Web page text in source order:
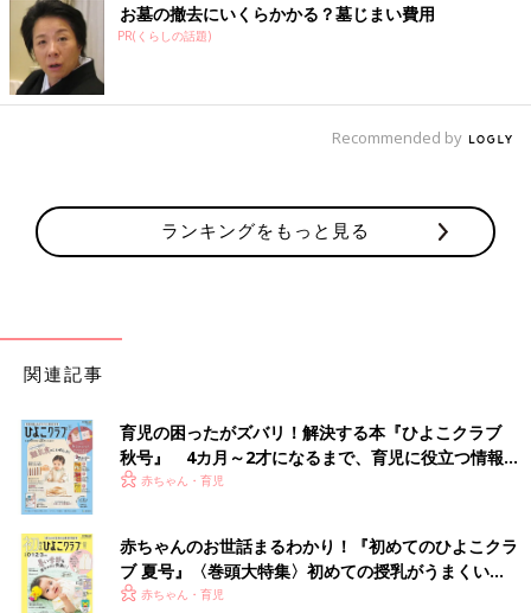
お墓の撤去にいくらかかる？墓じまい費用
PR(くらしの話題)
Recommended by
ランキングをもっと見る
関連記事
育児の困ったがズバリ！解決する本『ひよこクラブ
秋号』 4カ月～2才になるまで、育児に役立つ情報が
いっぱい！
赤ちゃん・育児
赤ちゃんのお世話まるわかり！『初めてのひよこクラ
ブ 夏号』〈巻頭大特集〉初めての授乳がうまくい
く！ おっぱい・ミルクの基本と夏のトラブル 解決テ
赤ちゃん・育児